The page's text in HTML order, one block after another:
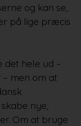
og kan se,
på lige præcis
hele ud –
men om at
nye,
Om at bruge